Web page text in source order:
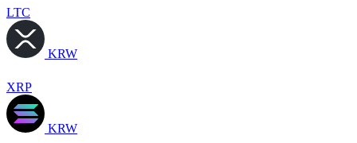
LTC
KRW
XRP
KRW